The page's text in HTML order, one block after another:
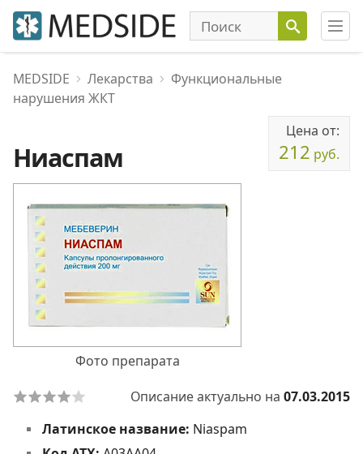
MEDSIDE Лекарства
Функциональные
нарушения ЖКТ
Ниаспам
Цена от:
212 руб.
Фото препарата
Описание актуально на 07.03.2015
Латинское название: Niaspam